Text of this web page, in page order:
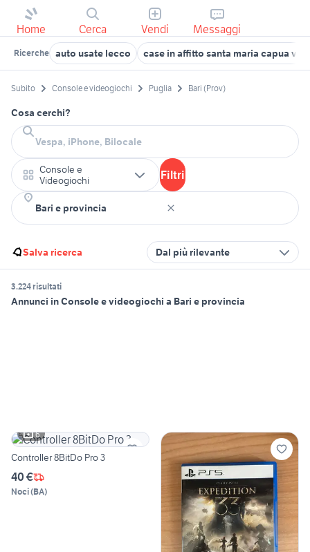
Home Cerca Vendi Messaggi
Ricerche auto usate lecco case in affitto santa maria capua
Subito Console e videogiochi Puglia Bari (Prov)
Cosa cerchi?
Console e
Videogiochi
Filtri
Salva ricerca Dal più rilevante
3.224 risultati
Annunci in Console e videogiochi a Bari e provincia
6
Controller 8BitDo Pro 3
40 €
Noci(BA)